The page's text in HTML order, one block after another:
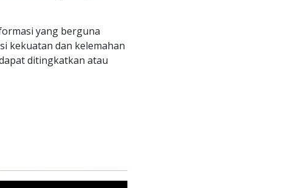
yang berguna
kekuatan dan kelemahan
ditingkatkan atau